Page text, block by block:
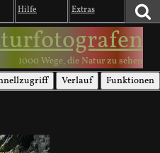
Hilfe Extras
1000 Wege, die Natur zu sehen
Verlauf Funktionen